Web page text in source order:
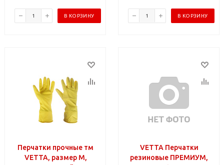
В КОРЗИНУ В КОРЗИНУ
Перчатки прочные тм
VETTA, размер M,
VETTA Перчатки
резиновые ПРЕМИУМ,